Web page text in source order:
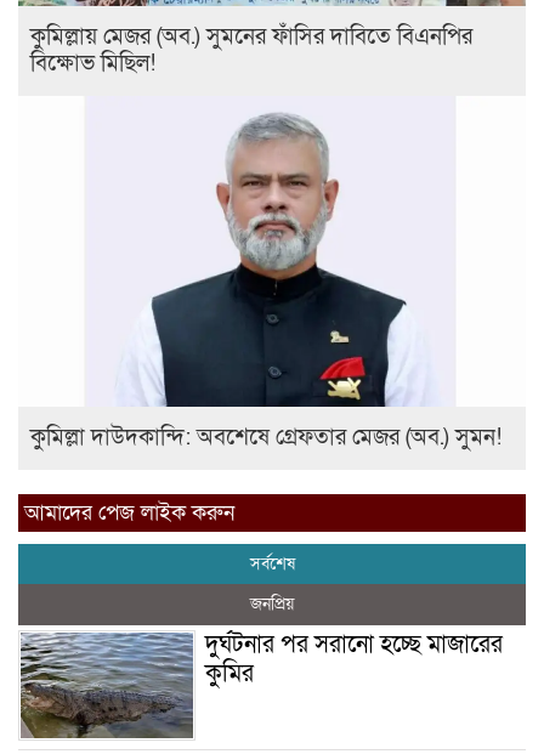
কুমিল্লায় মেজর (অব.) সুমনের ফাঁসির দাবিতে বিএনপির
বিক্ষোভ মিছিল!
কুমিল্লা দাউদকান্দি: অবশেষে গ্রেফতার মেজর (অব.) সুমন!
আমাদের পেজ লাইক করুন
সর্বশেষ
জনপ্রিয়
দুর্ঘটনার পর সরানো হচ্ছে মাজারের
কুমির